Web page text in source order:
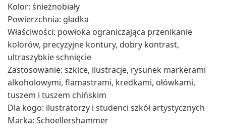
Kolor: śnieżnobiały
Powierzchnia: gładka
Właściwości: powłoka ograniczająca przenikanie
kolorów, precyzyjne kontury, dobry kontrast,
ultraszybkie schnięcie
Zastosowanie: szkice, ilustracje, rysunek markerami
alkoholowymi, flamastrami, kredkami, ołówkami,
tuszem i tuszem chińskim
Dla kogo: ilustratorzy i studenci szkół artystycznych
Marka: Schoellershammer